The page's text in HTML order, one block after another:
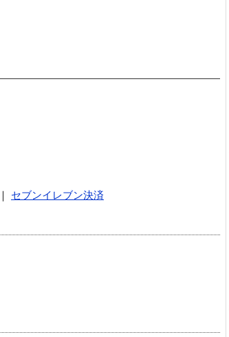
セブンイレブン決済